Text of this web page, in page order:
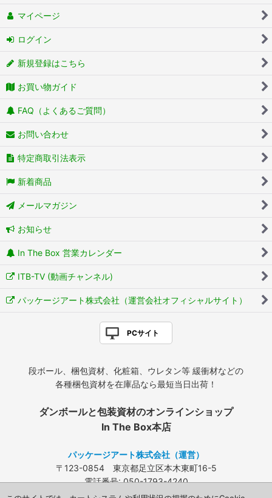
マイページ
ログイン
新規登録はこちら
お買い物ガイド
FAQ（よくあるご質問）
お問い合わせ
特定商取引法表示
新着商品
メールマガジン
お知らせ
In The Box 営業カレンダー
ITB-TV (動画チャンネル)
パッケージアート株式会社（運営会社オフィシャルサイト）
PCサイト
段ボール、梱包資材、化粧箱、ウレタン等 緩衝材などの
各種梱包資材を在庫品なら最短当日出荷！
ダンボールと包装資材のオンラインショップ
In The Box本店
パッケージアート株式会社（運営）
〒123-0854 東京都足立区本木東町16-5
電話番号: 050-1793-4240
FAX: 03-3840-4424